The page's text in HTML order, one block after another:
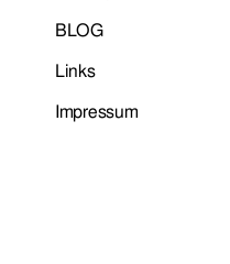
BLOG
Links
Impressum